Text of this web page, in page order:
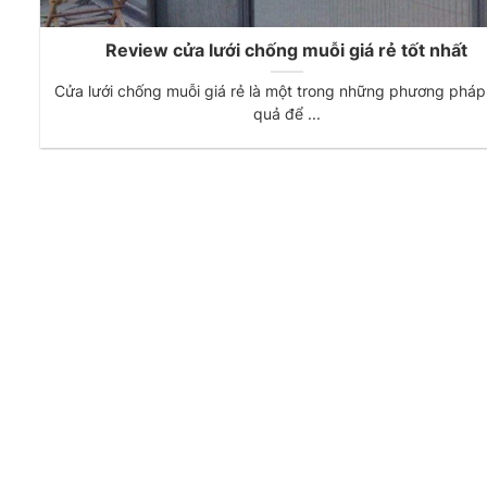
Review cửa lưới chống muỗi giá rẻ tốt nhất
Cửa lưới chống muỗi giá rẻ là một trong những phương
quả để ...